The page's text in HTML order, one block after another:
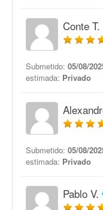
Conte T.
Submetido: 05/08/
estimada: Privado
Submetido: 05/08/
estimada: Privado
Pablo V.